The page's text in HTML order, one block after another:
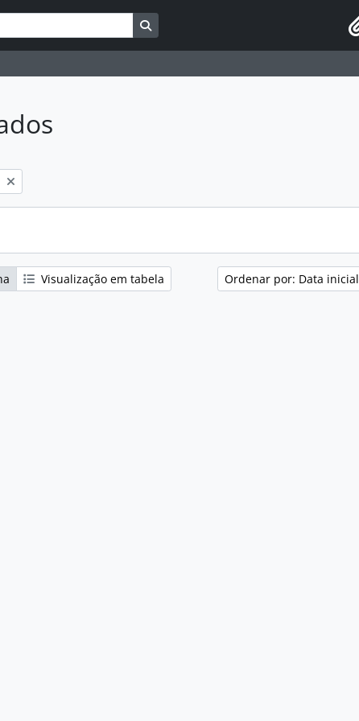
Busque na página de navegação
Visualização em tabela Ordenar por: Data inicial